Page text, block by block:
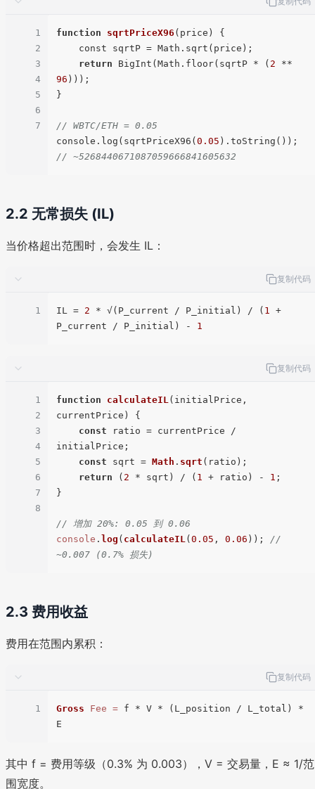
1
2
3
4
5
6
7
function sqrtPriceX96 ( price ) {
return BigInt(Math.floor(sqrtP * ( 2
96 )));
}
// WBTC/ETH = 0.05
console.log(sqrtPriceX96( 0.05
// ~5268440671087059666841605632
2.2 无常损失 (IL)
当价格超出范围时，会发生 IL：
复制代码
1 IL = 2 * √(P_current / P_initial) / ( 1
+
P_current / P_initial) - 1
复制代码
1
2
3
4
5
6
7
8
function calculateIL ( initialPrice,
currentPrice ) {
const ratio = currentPrice /
initialPrice;
const sqrt = Math . sqrt (ratio);
return ( 2 * sqrt) / ( 1 + ratio) - 1 ;
}
// 增加 20%: 0.05 到 0.06
console . log ( calculateIL ( 0.05 , 0.06 )); //
~0.007 (0.7% 损失)
2.3 费用收益
费用在范围内累积：
复制代码
1 Gross Fee = f * V * (L_position / L_total) *
其中 f = 费用等级（0.3% 为 0.003），V = 交易量，E ≈ 1/范
围宽度。